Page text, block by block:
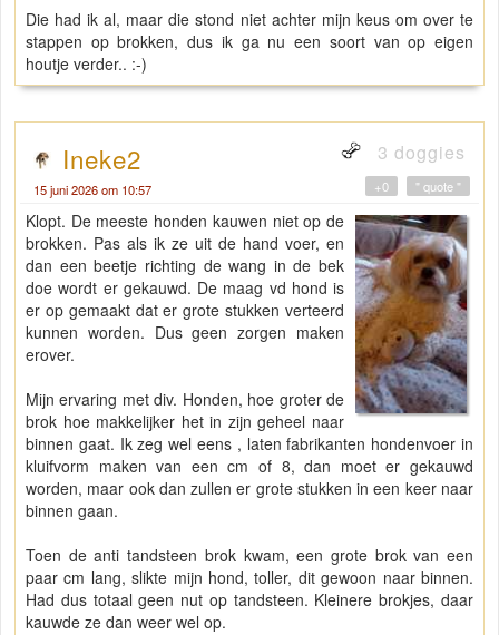
Die had ik al, maar die stond niet achter mijn keus om over te
stappen op brokken, dus ik ga nu een soort van op eigen
houtje verder.. :-)
Ineke2 3 doggies
15 juni 2026 om 10:57 " quote "
+0
Klopt. De meeste honden kauwen niet op de
brokken. Pas als ik ze uit de hand voer, en
dan een beetje richting de wang in de bek
doe wordt er gekauwd. De maag vd hond is
er op gemaakt dat er grote stukken verteerd
kunnen worden. Dus geen zorgen maken
erover.
Mijn ervaring met div. Honden, hoe groter de
brok hoe makkelijker het in zijn geheel naar
binnen gaat. Ik zeg wel eens , laten fabrikanten hondenvoer in
kluifvorm maken van een cm of 8, dan moet er gekauwd
worden, maar ook dan zullen er grote stukken in een keer naar
binnen gaan.
Toen de anti tandsteen brok kwam, een grote brok van een
paar cm lang, slikte mijn hond, toller, dit gewoon naar binnen.
Had dus totaal geen nut op tandsteen. Kleinere brokjes, daar
kauwde ze dan weer wel op.